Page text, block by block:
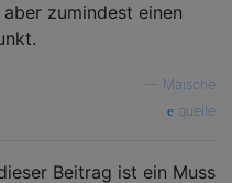
zumindest einen
Maische
quelle
Beitrag ist ein Muss